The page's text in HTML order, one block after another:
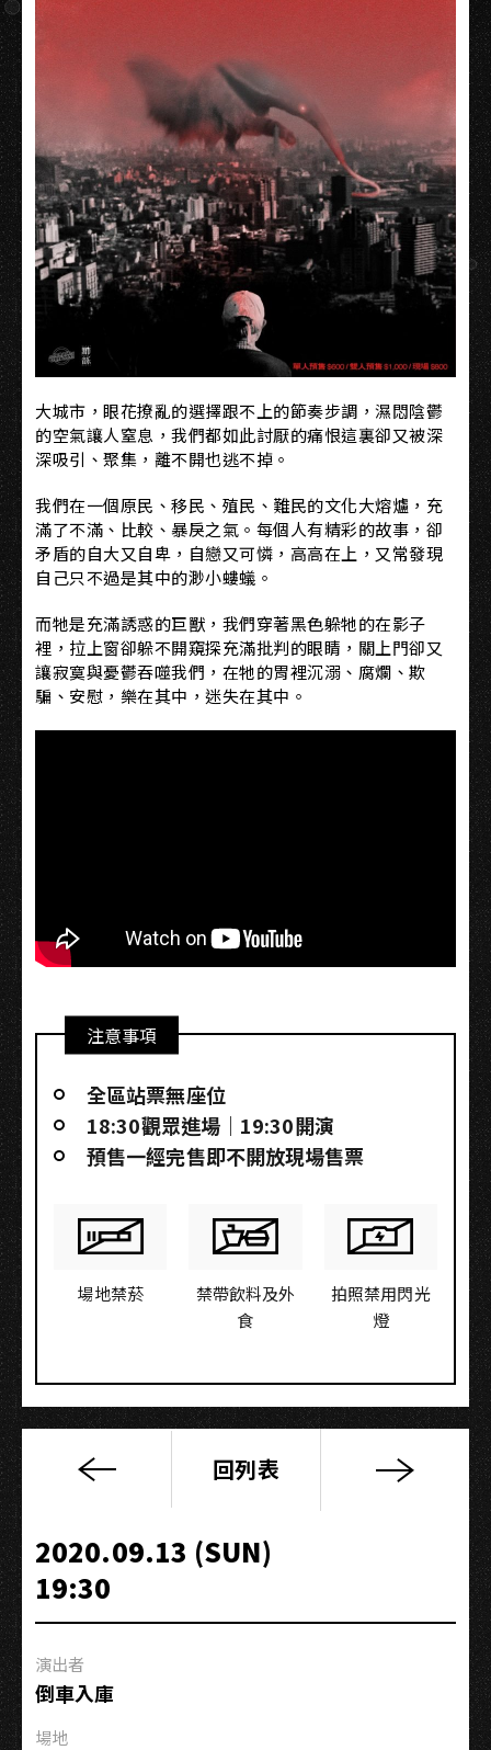
大城市，眼花撩亂的選擇跟不上的節奏步調，濕悶陰鬱
的空氣讓人窒息，我們都如此討厭的痛恨這裏卻又被深
深吸引、聚集，離不開也逃不掉。
我們在一個原民、移民、殖民、難民的文化大熔爐，充
滿了不滿、比較、暴戾之氣。每個人有精彩的故事，卻
矛盾的自大又自卑，自戀又可憐，高高在上，又常發現
自己只不過是其中的渺小螻蟻。
而牠是充滿誘惑的巨獸，我們穿著黑色躲牠的在影子
裡，拉上窗卻躲不開窺探充滿批判的眼睛，關上門卻又
讓寂寞與憂鬱吞噬我們，在牠的胃裡沉溺、腐爛、欺
騙、安慰，樂在其中，迷失在其中。
注意事項
全區站票無座位
18:30觀眾進場｜19:30開演
預售一經完售即不開放現場售票
場地禁菸
禁帶飲料及外
食
拍照禁用閃光
燈
情
遠
走
高
雄
回列表
2020.09.13 (SUN)
19:30
演出者
倒車入庫
場地